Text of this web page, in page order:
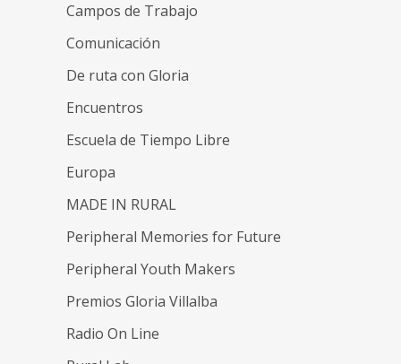
Campos de Trabajo
Comunicación
De ruta con Gloria
Encuentros
Escuela de Tiempo Libre
Europa
MADE IN RURAL
Peripheral Memories for Future
Peripheral Youth Makers
Premios Gloria Villalba
Radio On Line